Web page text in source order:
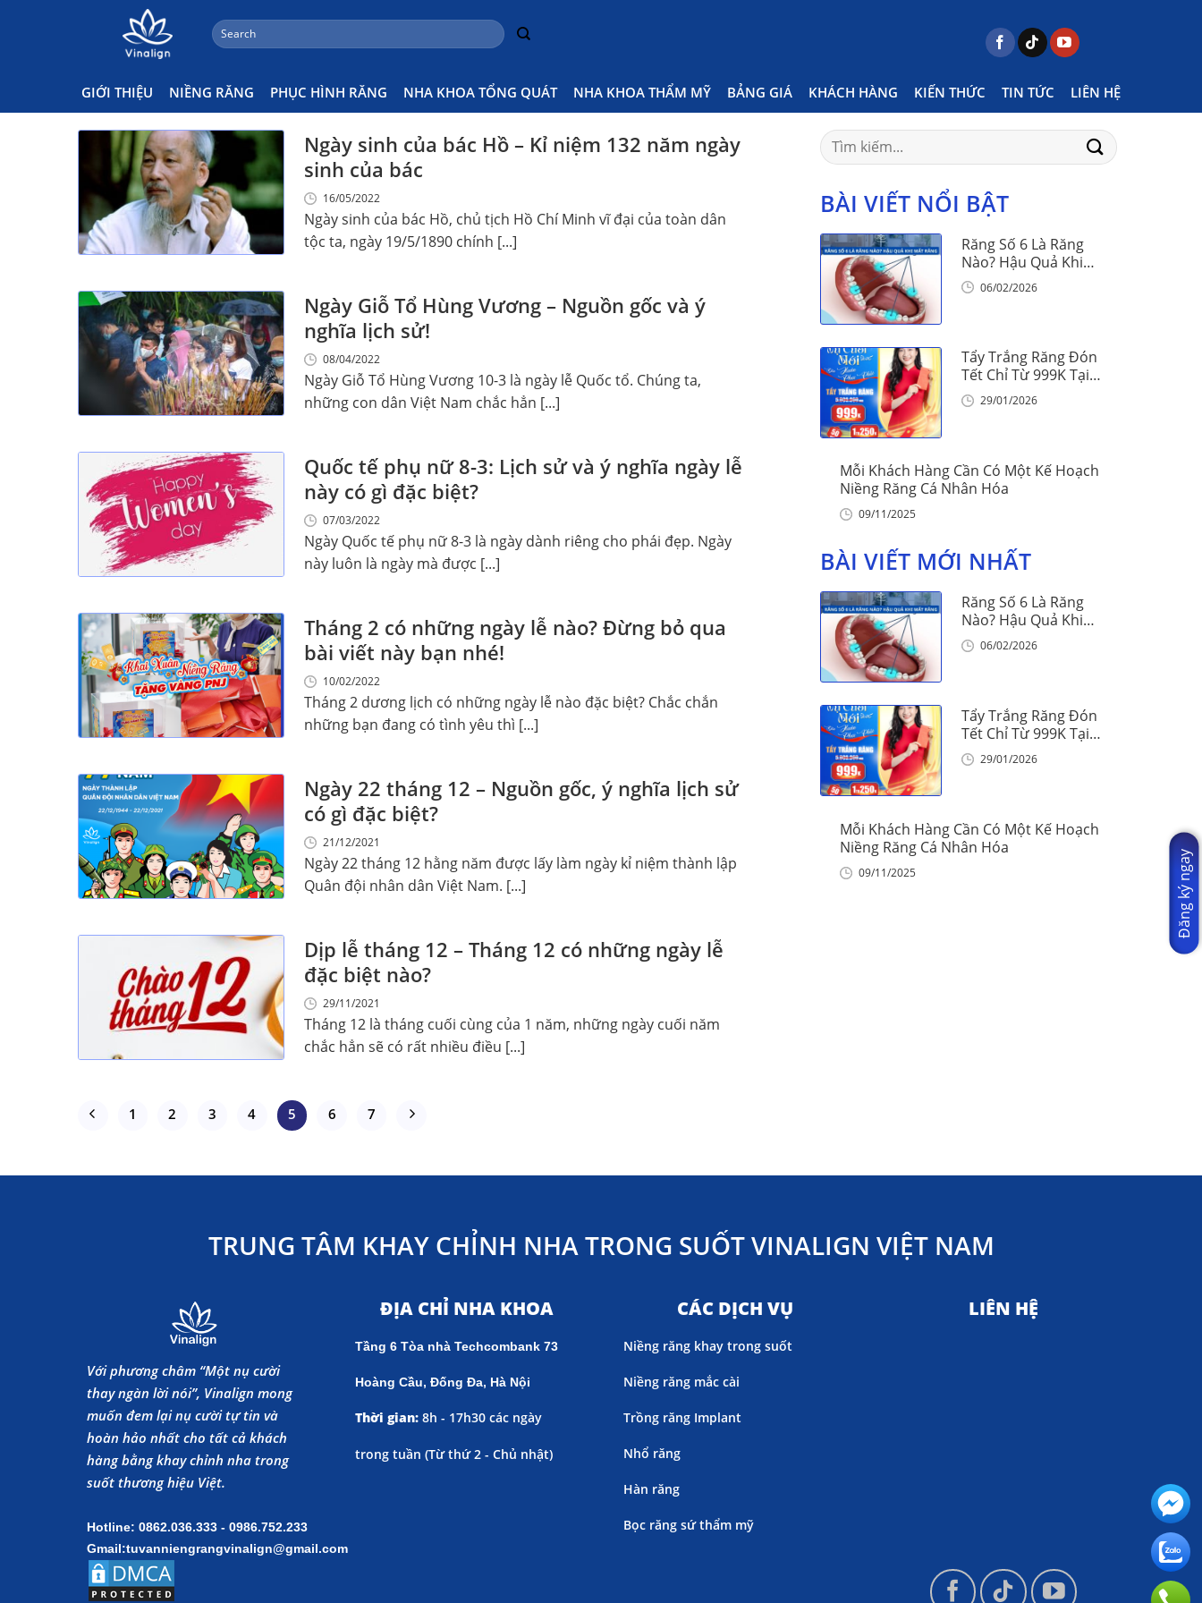
Search
for:
GIỚI THIỆU NIỀNG RĂNG PHỤC HÌNH RĂNG NHA KHOA TỔNG QUÁT NHA KHOA THẨM MỸ BẢNG GIÁ KHÁCH HÀNG KIẾN THỨC TIN TỨC LIÊN HỆ
Thông Báo Thông báo Page 5
Ngày sinh của bác Hồ – Kỉ niệm 132 năm ngày
sinh của bác
16/05/2022
Ngày sinh của bác Hồ, chủ tịch Hồ Chí Minh vĩ đại của toàn dân
tộc ta, ngày 19/5/1890 chính [...]
Ngày Giỗ Tổ Hùng Vương – Nguồn gốc và ý
nghĩa lịch sử!
08/04/2022
Ngày Giỗ Tổ Hùng Vương 10-3 là ngày lễ Quốc tổ. Chúng ta,
những con dân Việt Nam chắc hẳn [...]
Quốc tế phụ nữ 8-3: Lịch sử và ý nghĩa ngày lễ
này có gì đặc biệt?
07/03/2022
Ngày Quốc tế phụ nữ 8-3 là ngày dành riêng cho phái đẹp. Ngày
này luôn là ngày mà được [...]
Tháng 2 có những ngày lễ nào? Đừng bỏ qua
bài viết này bạn nhé!
10/02/2022
Tháng 2 dương lịch có những ngày lễ nào đặc biệt? Chắc chắn
những bạn đang có tình yêu thì [...]
Ngày 22 tháng 12 – Nguồn gốc, ý nghĩa lịch sử
có gì đặc biệt?
21/12/2021
Ngày 22 tháng 12 hằng năm được lấy làm ngày kỉ niệm thành lập
Quân đội nhân dân Việt Nam. [...]
Dịp lễ tháng 12 – Tháng 12 có những ngày lễ
đặc biệt nào?
29/11/2021
Tháng 12 là tháng cuối cùng của 1 năm, những ngày cuối năm
chắc hẳn sẽ có rất nhiều điều [...]
1 2 3 4 5 6 7
Search
for:
BÀI VIẾT NỔI BẬT
Răng Số 6 Là Răng
Nào? Hậu Quả Khi
Mất Răng Số 6
06/02/2026
Tẩy Trắng Răng Đón
Tết Chỉ Từ 999K Tại
Nha Khoa Vinalign
29/01/2026
Mỗi Khách Hàng Cần Có Một Kế Hoạch
Niềng Răng Cá Nhân Hóa
09/11/2025
BÀI VIẾT MỚI NHẤT
Răng Số 6 Là Răng
Nào? Hậu Quả Khi
Mất Răng Số 6
06/02/2026
Tẩy Trắng Răng Đón
Tết Chỉ Từ 999K Tại
Nha Khoa Vinalign
29/01/2026
Mỗi Khách Hàng Cần Có Một Kế Hoạch
Niềng Răng Cá Nhân Hóa
09/11/2025
TRUNG TÂM KHAY CHỈNH NHA TRONG SUỐT VINALIGN VIỆT NAM
Với phương châm “Một nụ cười
thay ngàn lời nói”, Vinalign mong
muốn đem lại nụ cười tự tin và
hoàn hảo nhất cho tất cả khách
hàng bằng khay chỉnh nha trong
suốt thương hiệu Việt.
Hotline: 0862.036.333 - 0986.752.233
Gmail:tuvanniengrangvinalign@gmail.com
ĐỊA CHỈ NHA KHOA
Tầng 6 Tòa nhà Techcombank 73
Hoàng Cầu, Đống Đa, Hà Nội
Thời gian: 8h - 17h30 các ngày
trong tuần (Từ thứ 2 - Chủ nhật)
CÁC DỊCH VỤ
Niềng răng khay trong suốt
Niềng răng mắc cài
Trồng răng Implant
Nhổ răng
Hàn răng
Bọc răng sứ thẩm mỹ
LIÊN HỆ
Đăng ký ngay